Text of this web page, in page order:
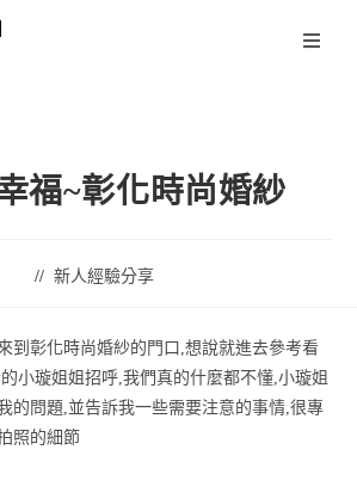
福~彰化時尚婚紗
新人經驗分享
到彰化時尚婚紗的門口,想說就進去參考看
小璇姐姐招呼,我們真的什麼都不懂,小璇姐
的問題,並告訴我一些需要注意的事情,很專
照的細節